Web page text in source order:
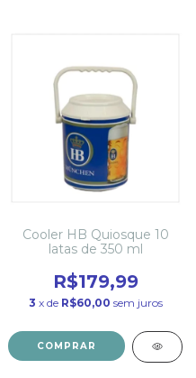
Cooler HB Quiosque 10
latas de 350 ml
R$179,99
3 x de R$60,00 sem juros